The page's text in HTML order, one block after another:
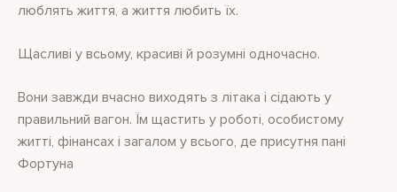
люблять життя, а життя любить їх.
Щасливі у всьому, красиві й розумні одночасно.
Вони завжди вчасно виходять з літака і сідають у
правильний вагон. Їм щастить у роботі, особистому
житті, фінансах і загалом у всього, де присутня пані
Фортуна